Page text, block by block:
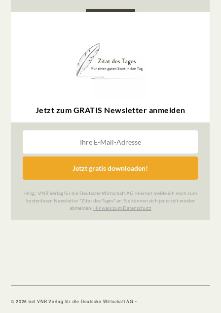
© 2026 bei VNR Verlag für die Deutsche Wirtschaft AG •